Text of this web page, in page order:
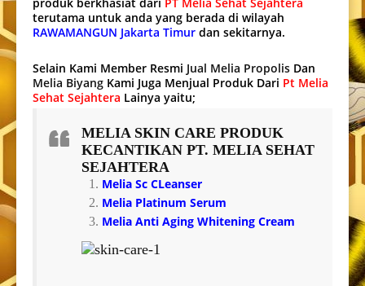
terutama untuk anda yang berada di wilayah
RAWAMANGUN Jakarta Timur dan sekitarnya.
Selain Kami Member Resmi Jual Melia Propolis Dan
Melia Biyang Kami Juga Menjual Produk Dari Pt Melia
Sehat Sejahtera Lainya yaitu;
MELIA SKIN CARE PRODUK
KECANTIKAN PT. MELIA SEHAT
SEJAHTERA
Melia Sc CLeanser
Melia Platinum Serum
Melia Anti Aging Whitening Cream